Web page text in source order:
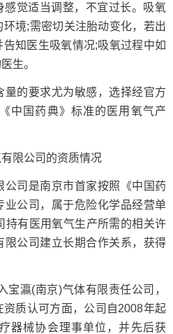
感觉适当调整，不宜过长。吸氧
境;需密切关注胎动变化，若出
知医生吸氧情况;吸氧过程中如
生。
的要求尤为敏感，选择经官方
中国药典》标准的医用氧气产
限公司的资质情况
司是南京市首家按照《中国药
业公司，属于危险化学品经营单
持有医用氧气生产所需的相关许
限公司建立长期合作关系，获得
瀛(南京)气体有限责任公司，
质认可方面，公司自2008年起
器械协会理事单位，并先后获